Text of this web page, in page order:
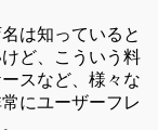
は知っていると
ど、こういう料
スなど、様々な
にユーザーフレ